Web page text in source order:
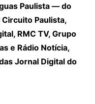
Paulista — do
Paulista,
RMC TV, Grupo
e Rádio Notícia,
Jornal Digital do